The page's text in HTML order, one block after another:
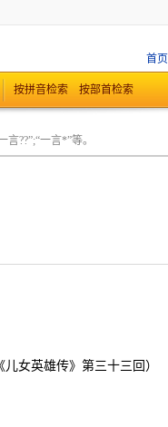
首页
按拼音检索 按部首检索
??”;“一言*”等。
女英雄传》第三十三回）